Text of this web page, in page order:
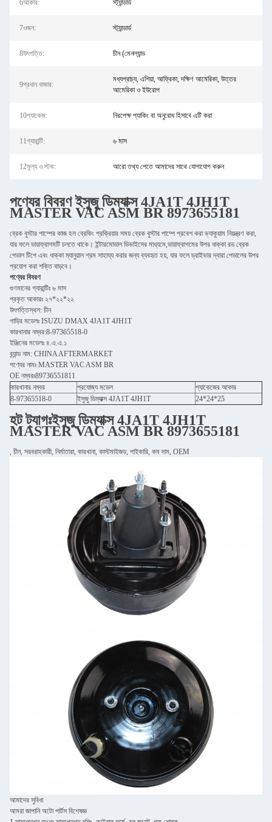
6আকার: স্ট্যান্ডার্ড
7ওজন: স্ট্যান্ডার্ড
8উৎপত্তি: চীন (মেনল্যান্ড
9প্রধান বাজার:
মধ্যপ্রাচ্য, এশিয়া, আফ্রিকা, দক্ষিণ আমেরিকা, উত্তর
আমেরিকা ও ইউরোপ
10প্যাকেজ: নিরপেক্ষ প্যাকিং বা অনুরোধ হিসাবে এটি করা
11গ্যারান্টি: ৬ মাস
12মূল্য ও স্টক: আরো তথ্য পেতে আমাদের সাথে যোগাযোগ করুন
পণ্যের বিবরণ ইসুজু ডিম্যাক্স 4JA1T 4JH1T
MASTER VAC ASM BR 8973655181
ব্রেক বুস্টার পাম্পের কাজ হল ব্রেকিং প্রক্রিয়ার সময় ব্রেক বুস্টার পাম্পে প্রবেশ করা ভ্যাকুয়াম নিয়ন্ত্রণ করা,
যার ফলে ডায়াফ্রাগমটি চলতে থাকে। ইন্টারমোডাল ডিভাইসের মাধ্যমে,ডায়াফ্রাগমের উপর ধাক্কা রড ব্রেক
পেডাল টিপে এবং ধাক্কা ম্যানুয়াল শ্রম সাহায্য করার জন্য ব্যবহৃত হয়, যার ফলে ড্রাইভার দ্বারা পেডালের উপর
প্রয়োগ করা শক্তি বাড়বে।
পণ্যের বিবরণ
গুণমানের গ্যারান্টিঃ ৬ মাস
প্রকৃত আকারঃ ২৭*২২*২২
উৎপত্তিস্থল: চীন
গাড়ির মডেলঃ ISUZU DMAX 4JA1T 4JH1T
কারখানার নম্বর:8-97365518-0
ইঞ্জিনের মডেলঃ ৪.এ.এ.১
ব্র্যান্ড নাম: CHINA AFTERMARKET
পণ্যের নামঃ MASTER VAC ASM BR
OE নম্বরঃ89736551811
কারখানার নম্বর
প্রযোজ্য মডেল
প্যাকেজের আকার
8-97365518-0
ইসুজু ডিম্যাক্স 4JA1T 4JH1T 24*24*25
হট ট্যাগঃইসুজু ডিম্যাক্স 4JA1T 4JH1T
MASTER VAC ASM BR 8973655181
, চীন, সরবরাহকারী, নির্মাতারা, কারখানা, কাস্টমাইজড, পাইকারি, কম দাম, OEM
আমাদের সুবিধা
আমরা জাপানি অটো পার্টস বিশেষজ্ঞ